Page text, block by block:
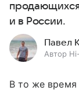
продающихся
и в России.
Павел
Автор
В то же время